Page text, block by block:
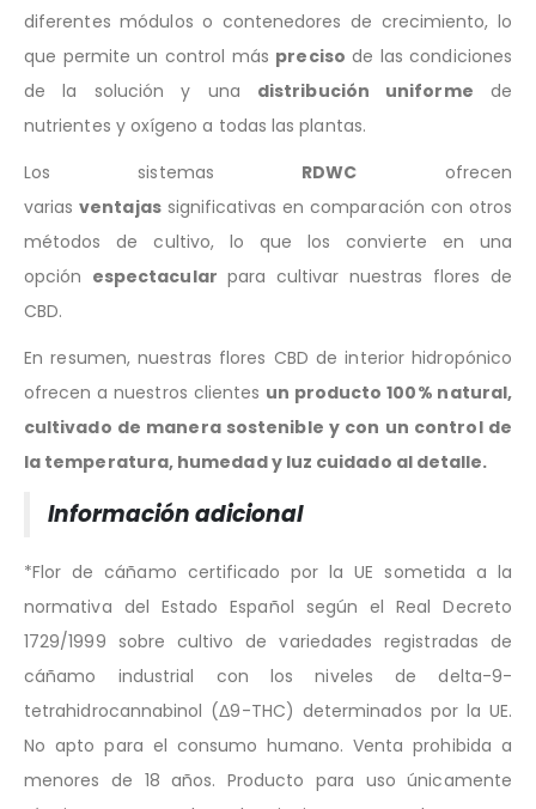
diferentes módulos o contenedores de crecimiento, lo
que permite un control más preciso de las condiciones
de la solución y una distribución uniforme de
nutrientes y oxígeno a todas las plantas.
Los sistemas RDWC ofrecen
variasventajassignificativas en comparación con otros
métodos de cultivo, lo que los convierte en una
opción espectacular para cultivar nuestras flores de
CBD.
En resumen, nuestras flores CBD de interior hidropónico
ofrecen a nuestros clientes un producto 100% natural,
cultivado de manera sostenible y con un control de
la temperatura, humedad y luz cuidado al detalle.
Información adicional
*Flor de cáñamo certificado por la UE sometida a la
normativa del Estado Español según el Real Decreto
1729/1999 sobre cultivo de variedades registradas de
cáñamo industrial con los niveles de delta-9-
tetrahidrocannabinol (Δ9-THC) determinados por la UE.
No apto para el consumo humano. Venta prohibida a
menores de 18 años. Producto para uso únicamente